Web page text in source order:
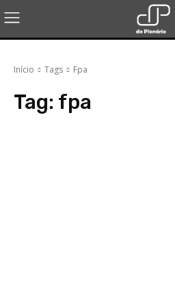
Início Tags Fpa
Tag: fpa